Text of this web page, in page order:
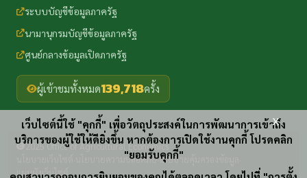
ระบบบัญชีข้อมูลภาครัฐ
นามานุกรมบัญชีข้อมูลภาครัฐ
ศูนย์กลางข้อมูลเปิดภาครัฐ
ผู้เข้าชมทั้งหมด139,718ครั้ง
2025 Office of Agricultural Economics
นโยบายความปลอดภัย·นโยบายคุ้มครองข้อมูล
แผนผังเว็บไซต์
เว็บไซต์นี้ใช้ "คุกกี้" เพื่อวัตถุประสงค์ในการพัฒนาการเข้าถึง
บริการของผู้ใช้ให้ดียิ่งขึ้น หากต้องการเปิดใช้งานคุกกี้ โปรดคลิก
"ยอมรับคุกกี้"
x